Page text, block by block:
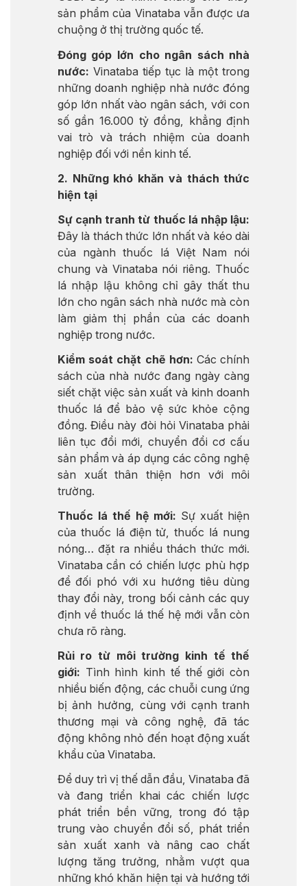
sản phẩm của Vinataba vẫn được ưa
chuộng ở thị trường quốc tế.
Đóng góp lớn cho ngân sách nhà
nước: Vinataba tiếp tục là một trong
những doanh nghiệp nhà nước đóng
góp lớn nhất vào ngân sách, với con
số gần 16.000 tỷ đồng, khẳng định
vai trò và trách nhiệm của doanh
nghiệp đối với nền kinh tế.
2. Những khó khăn và thách thức
hiện tại
Sự cạnh tranh từ thuốc lá nhập lậu:
Đây là thách thức lớn nhất và kéo dài
của ngành thuốc lá Việt Nam nói
chung và Vinataba nói riêng. Thuốc
lá nhập lậu không chỉ gây thất thu
lớn cho ngân sách nhà nước mà còn
làm giảm thị phần của các doanh
nghiệp trong nước.
Kiểm soát chặt chẽ hơn: Các chính
sách của nhà nước đang ngày càng
siết chặt việc sản xuất và kinh doanh
thuốc lá để bảo vệ sức khỏe cộng
đồng. Điều này đòi hỏi Vinataba phải
liên tục đổi mới, chuyển đổi cơ cấu
sản phẩm và áp dụng các công nghệ
sản xuất thân thiện hơn với môi
trường.
Thuốc lá thế hệ mới: Sự xuất hiện
của thuốc lá điện tử, thuốc lá nung
nóng… đặt ra nhiều thách thức mới.
Vinataba cần có chiến lược phù hợp
để đối phó với xu hướng tiêu dùng
thay đổi này, trong bối cảnh các quy
định về thuốc lá thế hệ mới vẫn còn
chưa rõ ràng.
Rủi ro từ môi trường kinh tế thế
giới: Tình hình kinh tế thế giới còn
nhiều biến động, các chuỗi cung ứng
bị ảnh hưởng, cùng với cạnh tranh
thương mại và công nghệ, đã tác
động không nhỏ đến hoạt động xuất
khẩu của Vinataba.
Để duy trì vị thế dẫn đầu, Vinataba đã
và đang triển khai các chiến lược
phát triển bền vững, trong đó tập
trung vào chuyển đổi số, phát triển
sản xuất xanh và nâng cao chất
lượng tăng trưởng, nhằm vượt qua
những khó khăn hiện tại và hướng tới